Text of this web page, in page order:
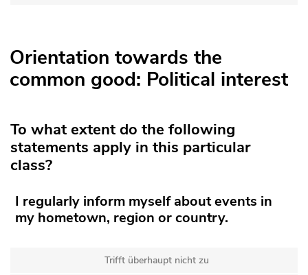
Orientation towards the
common good: Political interest
To what extent do the following
statements apply in this particular
class?
I regularly inform myself about events in
my hometown, region or country.
Trifft überhaupt nicht zu